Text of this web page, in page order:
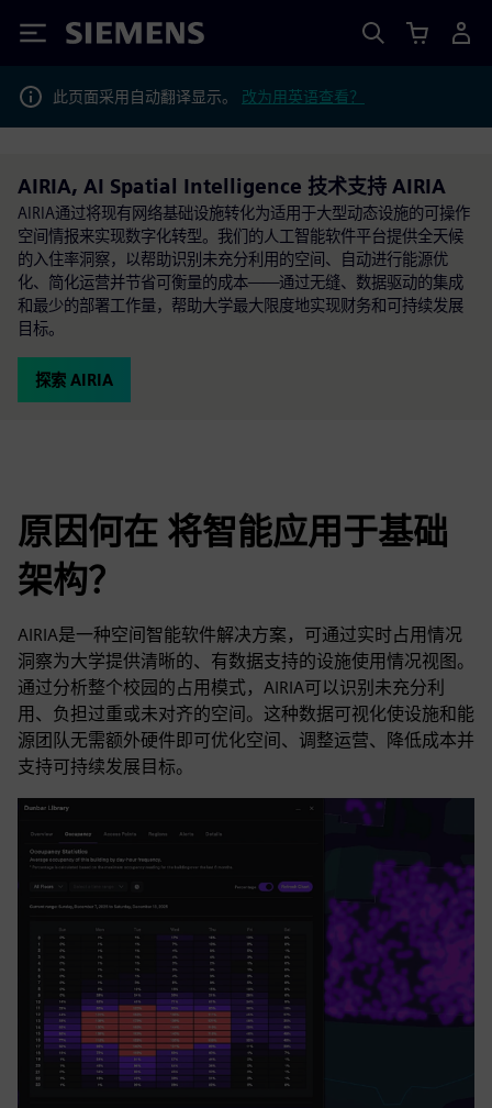
Siemens
此页面采用自动翻译显示。 改为用英语查看？
AIRIA, AI Spatial Intelligence 技术支持 AIRIA
AIRIA通过将现有网络基础设施转化为适用于大型动态设施的可操作
空间情报来实现数字化转型。我们的人工智能软件平台提供全天候
的入住率洞察，以帮助识别未充分利用的空间、自动进行能源优
化、简化运营并节省可衡量的成本——通过无缝、数据驱动的集成
和最少的部署工作量，帮助大学最大限度地实现财务和可持续发展
目标。
探索 AIRIA
原因何在 将智能应用于基础
架构？
AIRIA是一种空间智能软件解决方案，可通过实时占用情况
洞察为大学提供清晰的、有数据支持的设施使用情况视图。
通过分析整个校园的占用模式，AIRIA可以识别未充分利
用、负担过重或未对齐的空间。这种数据可视化使设施和能
源团队无需额外硬件即可优化空间、调整运营、降低成本并
支持可持续发展目标。